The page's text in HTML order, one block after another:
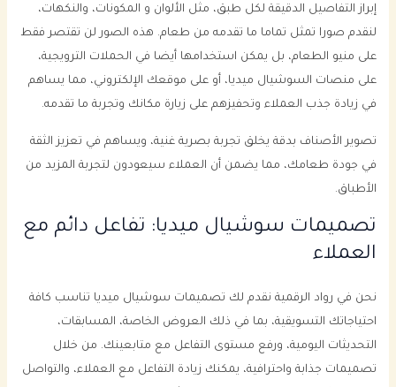
إبراز التفاصيل الدقيقة لكل طبق، مثل الألوان و المكونات، والنكهات،
لنقدم صورا تمثل تماما ما تقدمه من طعام. هذه الصور لن تقتصر فقط
على منيو الطعام، بل يمكن استخدامها أيضا في الحملات الترويجية،
على منصات السوشيال ميديا، أو على موقعك الإلكتروني، مما يساهم
في زيادة جذب العملاء وتحفيزهم على زيارة مكانك وتجربة ما تقدمه.
تصوير الأصناف بدقة يخلق تجربة بصرية غنية، ويساهم في تعزيز الثقة
في جودة طعامك، مما يضمن أن العملاء سيعودون لتجربة المزيد من
الأطباق.
تصميمات سوشيال ميديا: تفاعل دائم مع
العملاء
نحن في رواد الرقمية نقدم لك تصميمات سوشيال ميديا تناسب كافة
احتياجاتك التسويقية، بما في ذلك العروض الخاصة، المسابقات،
التحديثات اليومية، ورفع مستوى التفاعل مع متابعينك. من خلال
تصميمات جذابة واحترافية، يمكنك زيادة التفاعل مع العملاء، والتواصل